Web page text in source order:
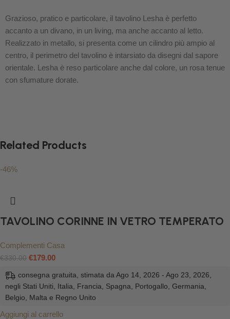
Grazioso, pratico e particolare, il tavolino Lesha è perfetto
accanto a un divano, in un living, ma anche accanto al letto.
Realizzato in metallo, si presenta come un cilindro più ampio al
centro, il perimetro del tavolino è intarsiato da disegni dal sapore
orientale. Lesha è reso particolare anche dal colore, un rosa tenue
con sfumature dorate.
Related Products
-46%
TAVOLINO CORINNE IN VETRO TEMPERATO
Complementi Casa
€330.00 €179.00
consegna gratuita, stimata da Ago 14, 2026 - Ago 23, 2026,
negli Stati Uniti, Italia, Francia, Spagna, Portogallo, Germania,
Belgio, Malta e Regno Unito
Aggiungi al carrello